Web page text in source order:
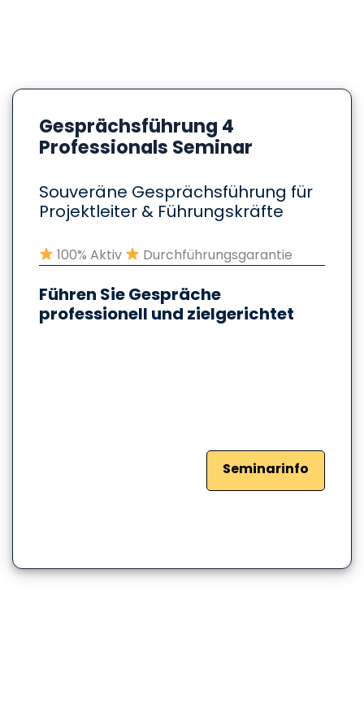
Gesprächsführung 4
Professionals Seminar
Souveräne Gesprächsführung für
Projektleiter & Führungskräfte
100% Aktiv Durchführungsgarantie
Führen Sie Gespräche
professionell und zielgerichtet
Seminarinfo